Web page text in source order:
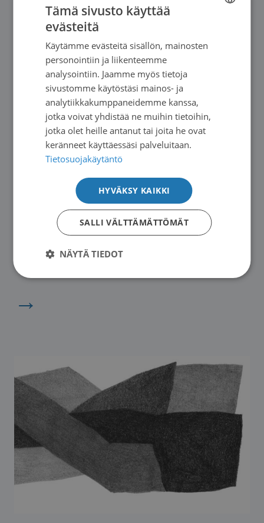
Tulevat tapahtumat
Verkkotapaaminen kroonista lymfaattista
leukemiaa sairastaville
→
SWEDISH
Tämä sivusto käyttää
evästeitä
Käytämme evästeitä sisällön, mainosten
personointiin ja liikenteemme
analysointiin. Jaamme myös tietoja
sivustomme käytöstäsi mainos- ja
analytiikkakumppaneidemme kanssa,
jotka voivat yhdistää ne muihin tietoihin,
jotka olet heille antanut tai joita he ovat
keränneet käyttäessäsi palveluitaan.
Tietosuojakäytäntö
HYVÄKSY KAIKKI
SALLI VÄLTTÄMÄTTÖMÄT
NÄYTÄ TIEDOT